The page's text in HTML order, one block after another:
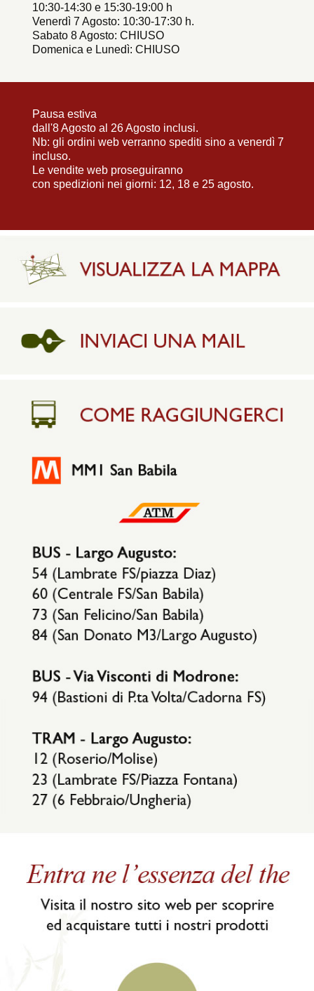
10:30-14:30 e 15:30-19:00 h
Venerdì 7 Agosto: 10:30-17:30 h.
Sabato 8 Agosto: CHIUSO
Domenica e Lunedì: CHIUSO
Pausa estiva
dall'8 Agosto al 26 Agosto inclusi.
Nb: gli ordini web verranno spediti sino a venerdì 7
incluso.
Le vendite web proseguiranno
con spedizioni nei giorni: 12, 18 e 25 agosto.